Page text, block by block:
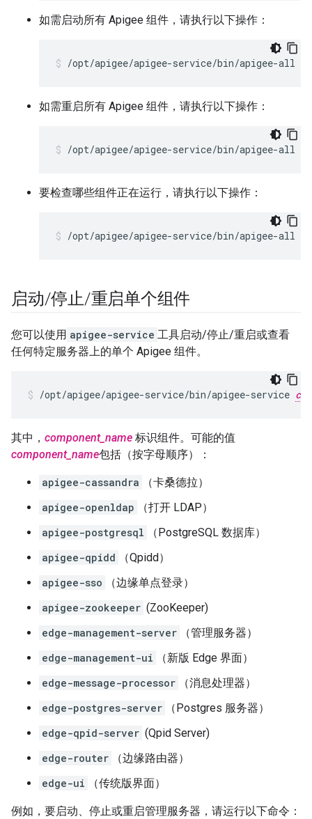
如需启动所有 Apigee 组件，请执行以下操作：
/opt/apigee/apigee-service/bin/apigee-all
如需重启所有 Apigee 组件，请执行以下操作：
/opt/apigee/apigee-service/bin/apigee-all
要检查哪些组件正在运行，请执行以下操作：
/opt/apigee/apigee-service/bin/apigee-all
启动/停止/重启单个组件
您可以使用 apigee-service 工具启动/停止/重启或查看
任何特定服务器上的单个 Apigee 组件。
/opt/apigee/apigee-service/bin/apigee-service
其中， component_name 标识组件。可能的值
component_name包括（按字母顺序）：
apigee-cassandra
（卡桑德拉）
apigee-openldap
（打开 LDAP）
apigee-postgresql
（PostgreSQL 数据库）
apigee-qpidd
（Qpidd）
apigee-sso
（边缘单点登录）
apigee-zookeeper (ZooKeeper)
edge-management-server
（管理服务器）
edge-management-ui
（新版 Edge 界面）
edge-message-processor
（消息处理器）
edge-postgres-server
（Postgres 服务器）
edge-qpid-server (Qpid Server)
edge-router
（边缘路由器）
edge-ui
（传统版界面）
例如，要启动、停止或重启管理服务器，请运行以下命令：